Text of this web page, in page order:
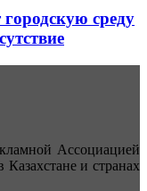
среду
Ассоциацией
и странах